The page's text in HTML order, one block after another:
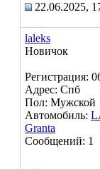
22.06.2025,
laleks
Новичок
Регистрация:
Адрес: Спб
Пол: Мужской
Автомобиль:
Granta
Сообщений: 1